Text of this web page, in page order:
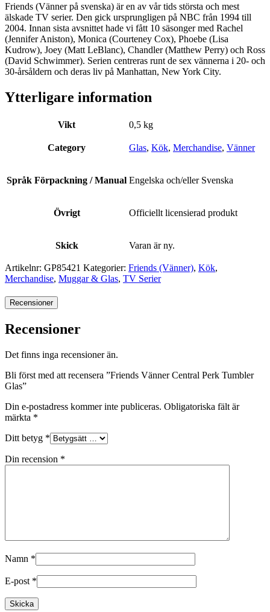
Friends (Vänner på svenska) är en av vår tids största och mest
älskade TV serier. Den gick ursprungligen på NBC från 1994 till
2004. Innan sista avsnittet hade vi fått 10 säsonger med Rachel
(Jennifer Aniston), Monica (Courteney Cox), Phoebe (Lisa
Kudrow), Joey (Matt LeBlanc), Chandler (Matthew Perry) och Ross
(David Schwimmer). Serien centreras runt de sex vännerna i 20- och
30-årsåldern och deras liv på Manhattan, New York City.
Ytterligare information
Vikt 0,5 kg
Category Glas, Kök, Merchandise, Vänner
Språk Förpackning / Manual Engelska och/eller Svenska
Övrigt Officiellt licensierad produkt
Skick Varan är ny.
Artikelnr: GP85421 Kategorier: Friends (Vänner), Kök,
Merchandise, Muggar & Glas, TV Serier
Recensioner
Recensioner
Det finns inga recensioner än.
Bli först med att recensera ”Friends Vänner Central Perk Tumbler
Glas”
Din e-postadress kommer inte publiceras. Obligatoriska fält är
märkta *
Ditt betyg *
Din recension *
Namn *
E-post *